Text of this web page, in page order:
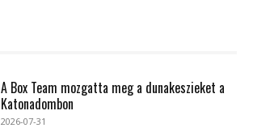
A Box Team mozgatta meg a dunakeszieket a
Katonadombon
2026-07-31